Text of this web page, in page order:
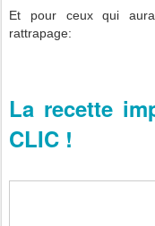
Et pour ceux qui
rattrapage:
La recette
CLIC !